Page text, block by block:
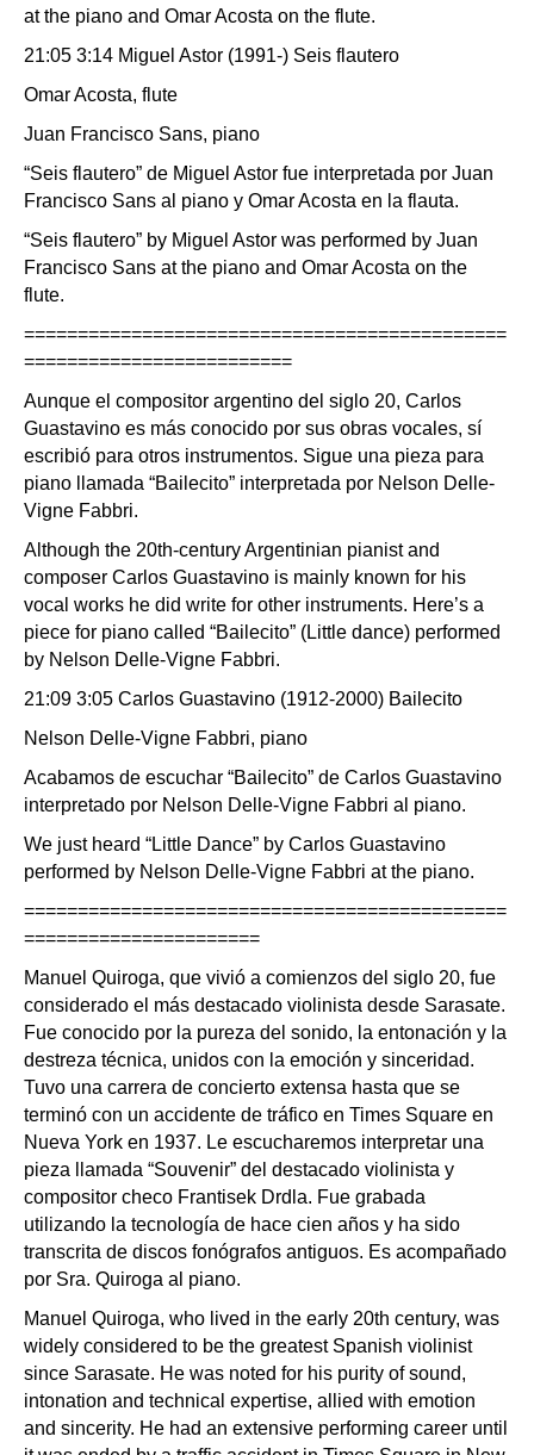
at the piano and Omar Acosta on the flute.
21:05 3:14 Miguel Astor (1991-) Seis flautero
Omar Acosta, flute
Juan Francisco Sans, piano
“Seis flautero” de Miguel Astor fue interpretada por Juan
Francisco Sans al piano y Omar Acosta en la flauta.
“Seis flautero” by Miguel Astor was performed by Juan
Francisco Sans at the piano and Omar Acosta on the
flute.
=============================================
=========================
Aunque el compositor argentino del siglo 20, Carlos
Guastavino es más conocido por sus obras vocales, sí
escribió para otros instrumentos. Sigue una pieza para
piano llamada “Bailecito” interpretada por Nelson Delle-
Vigne Fabbri.
Although the 20th-century Argentinian pianist and
composer Carlos Guastavino is mainly known for his
vocal works he did write for other instruments. Here’s a
piece for piano called “Bailecito” (Little dance) performed
by Nelson Delle-Vigne Fabbri.
21:09 3:05 Carlos Guastavino (1912-2000) Bailecito
Nelson Delle-Vigne Fabbri, piano
Acabamos de escuchar “Bailecito” de Carlos Guastavino
interpretado por Nelson Delle-Vigne Fabbri al piano.
We just heard “Little Dance” by Carlos Guastavino
performed by Nelson Delle-Vigne Fabbri at the piano.
=============================================
======================
Manuel Quiroga, que vivió a comienzos del siglo 20, fue
considerado el más destacado violinista desde Sarasate.
Fue conocido por la pureza del sonido, la entonación y la
destreza técnica, unidos con la emoción y sinceridad.
Tuvo una carrera de concierto extensa hasta que se
terminó con un accidente de tráfico en Times Square en
Nueva York en 1937. Le escucharemos interpretar una
pieza llamada “Souvenir” del destacado violinista y
compositor checo Frantisek Drdla. Fue grabada
utilizando la tecnología de hace cien años y ha sido
transcrita de discos fonógrafos antiguos. Es acompañado
por Sra. Quiroga al piano.
Manuel Quiroga, who lived in the early 20th century, was
widely considered to be the greatest Spanish violinist
since Sarasate. He was noted for his purity of sound,
intonation and technical expertise, allied with emotion
and sincerity. He had an extensive performing career until